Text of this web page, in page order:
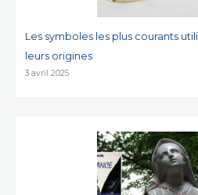
Les symboles les plus courants
leurs origines
3 avril 2025